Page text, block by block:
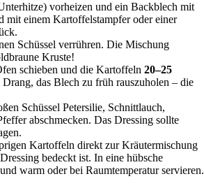
vorheizen und ein Backblech mit
mit einem Kartoffelstampfer oder einer
Schüssel verrühren. Die Mischung
Kruste!
schieben und die Kartoffeln 20–25
das Blech zu früh rauszuholen – die
Schüssel Petersilie, Schnittlauch,
abschmecken. Das Dressing sollte
Kartoffeln direkt zur Kräutermischung
bedeckt ist. In eine hübsche
warm oder bei Raumtemperatur servieren.